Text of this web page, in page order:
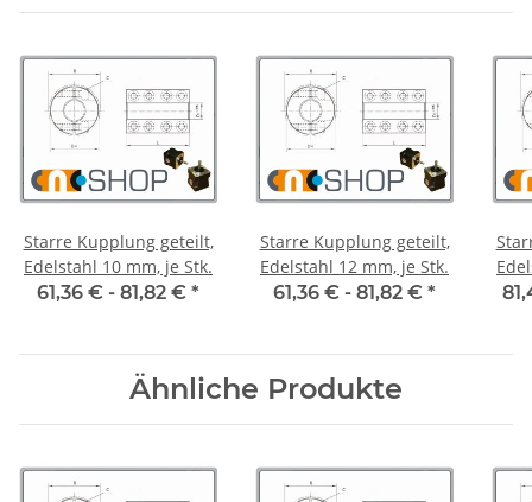
Starre Kupplung geteilt,
Edelstahl 10 mm, je Stk.
61,36 € - 81,82 € *
Starre Kupplung geteilt,
Edelstahl 12 mm, je Stk.
61,36 € - 81,82 € *
Ähnliche Produkte